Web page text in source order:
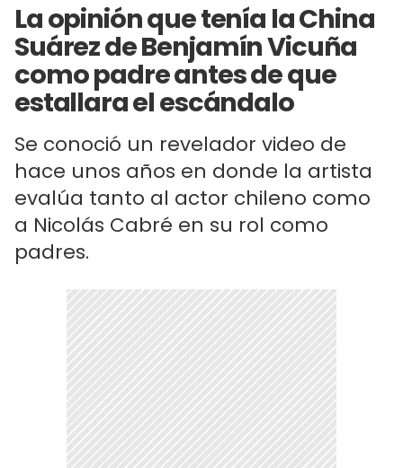
La opinión que tenía la China
Suárez de Benjamín Vicuña
como padre antes de que
estallara el escándalo
Se conoció un revelador video de
hace unos años en donde la artista
evalúa tanto al actor chileno como
a Nicolás Cabré en su rol como
padres.